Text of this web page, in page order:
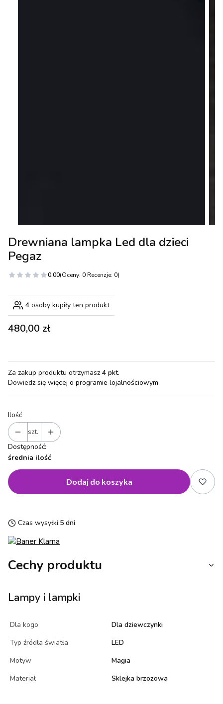
Drewniana lampka Led dla dzieci
Pegaz
0.00(Oceny: 0 Recenzje: 0)
4 osoby kupiły ten produkt
Cena
480,00 zł
Za zakup produktu otrzymasz 4 pkt.
Dowiedz się więcej o programie lojalnościowym.
Ilość
szt.
Dostępność:
średnia ilość
Dodaj do koszyka
Czas wysyłki:5 dni
Cechy produktu
Lampy i lampki
Dla kogo
Dla dziewczynki
Typ źródła światła
LED
Motyw
Magia
Materiał
Sklejka brzozowa